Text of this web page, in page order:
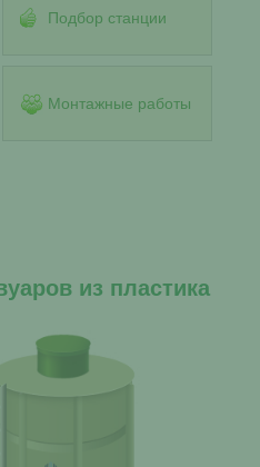
Подбор станции
Монтажные работы
из пластика